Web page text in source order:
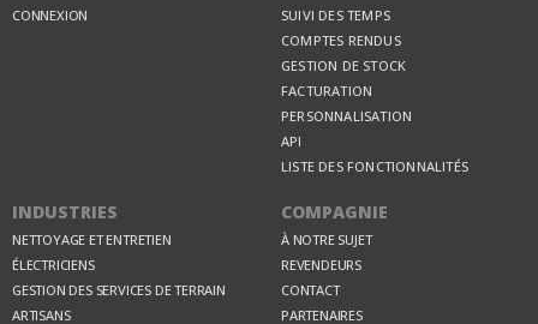
CONNEXION
SUIVI DES TEMPS
COMPTES RENDUS
GESTION DE STOCK
FACTURATION
PERSONNALISATION
API
LISTE DES FONCTIONNALITÉS
INDUSTRIES
NETTOYAGE ET ENTRETIEN
ÉLECTRICIENS
GESTION DES SERVICES DE TERRAIN
ARTISANS
COMPAGNIE
À NOTRE SUJET
REVENDEURS
CONTACT
PARTENAIRES